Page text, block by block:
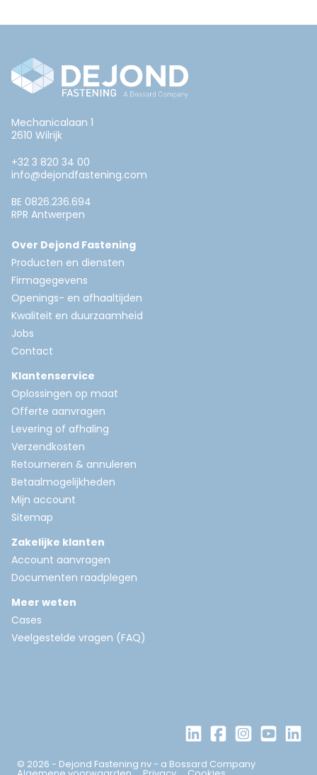
Mechanicalaan 1
2610 Wilrijk
+32 3 820 34 00
info@dejondfastening.com
BE 0826.236.694
RPR Antwerpen
Over Dejond Fastening
Producten en diensten
Firmagegevens
Openings- en afhaaltijden
Kwaliteit en duurzaamheid
Jobs
Contact
Klantenservice
Oplossingen op maat
Offerte aanvragen
Levering of afhaling
Verzendkosten
Retourneren & annuleren
Betaalmogelijkheden
Mijn account
Sitemap
Zakelijke klanten
Account aanvragen
Documenten raadplegen
Meer weten
Cases
Veelgestelde vragen (FAQ)
© 2026 - Dejond Fastening nv - a Bossard Company